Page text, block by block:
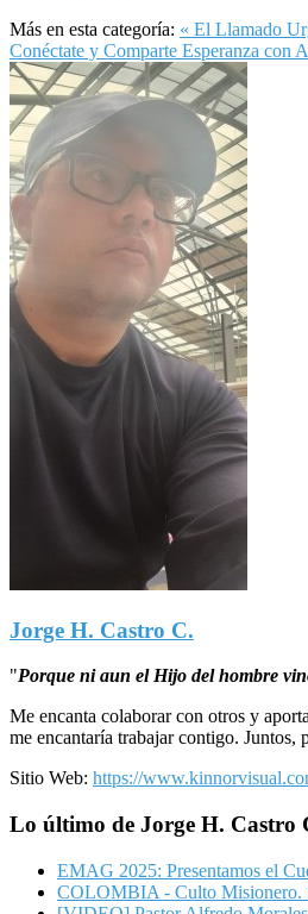
Más en esta categoría: « El Llamado
Conéctate y Comparte Esperanza con
Jorge H. Castro C.
"Porque ni aun el Hijo del hombre
Me encanta colaborar con otros y
me encantaría trabajar contigo. Juntos,
Sitio Web: https://
Lo último de Jorge H. Castro
EMAG 2025: Presentamos el
COLOMBIA - Culto Misionero.